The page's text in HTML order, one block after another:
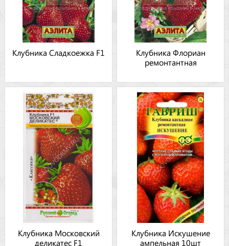
Клубника Сладкоежка F1
Клубника Флориан
ремонтантная
Клубника Московский
деликатес F1
Клубника Искушение
ампельная 10шт